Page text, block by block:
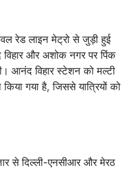
रेड लाइन मेट्रो से जुड़ी हुई
और अशोक नगर पर पिंक
आनंद विहार स्टेशन को मल्टी
गया है, जिससे यात्रियों को
से दिल्ली-एनसीआर और मेरठ